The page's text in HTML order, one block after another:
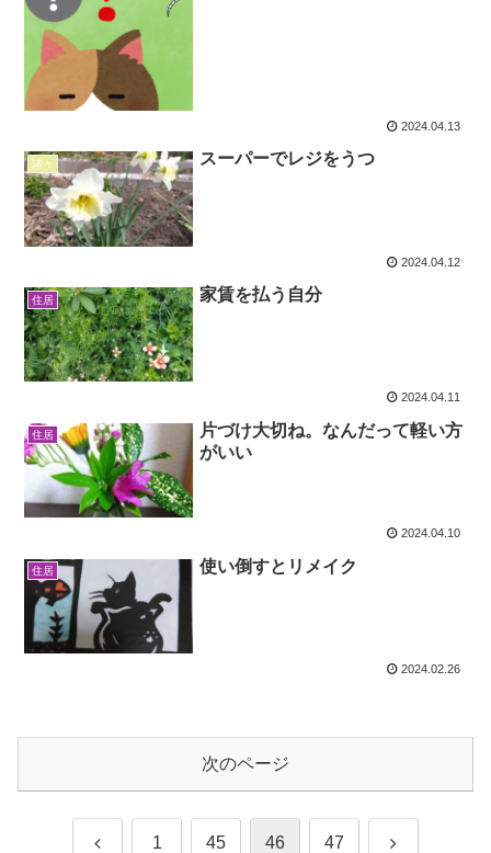
2024.04.13
諸々 スーパーでレジをうつ
2024.04.12
住居 家賃を払う自分
2024.04.11
住居
片づけ大切ね。なんだって軽い方
がいい
2024.04.10
住居 使い倒すとリメイク
2024.02.26
次のページ
前 1 45 46 47 次